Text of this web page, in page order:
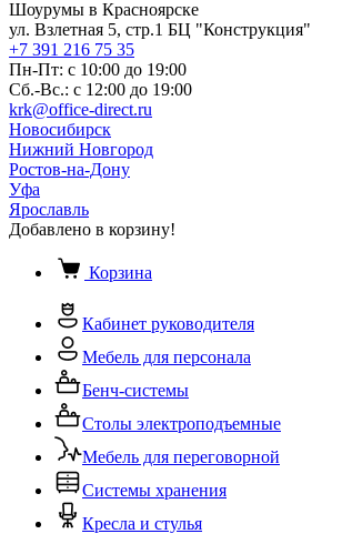
Шоурумы в Красноярске
ул. Взлетная 5, стр.1 БЦ "Конструкция"
+7 391 216 75 35
Пн-Пт: с 10:00 до 19:00
Сб.-Вс.: с 12:00 до 19:00
krk@office-direct.ru
Новосибирск
Нижний Новгород
Ростов-на-Дону
Уфа
Ярославль
Добавлено в корзину!
Корзина
Кабинет руководителя
Мебель для персонала
Бенч-системы
Столы электроподъемные
Мебель для переговорной
Системы хранения
Кресла и стулья